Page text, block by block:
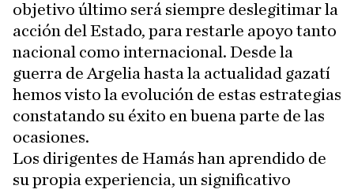
objetivo último será siempre deslegitimar la
acción del Estado, para restarle apoyo tanto
nacional como internacional. Desde la
guerra de Argelia hasta la actualidad gazatí
hemos visto la evolución de estas estrategias
constatando su éxito en buena parte de las
ocasiones.
Los dirigentes de Hamás han aprendido de
su propia experiencia, un significativo